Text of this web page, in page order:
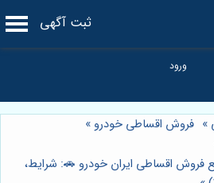
ثبت آگهی
» فروش اقساطی خودرو »
فروش اقساطی ایران خودرو 🚗: شرایط،